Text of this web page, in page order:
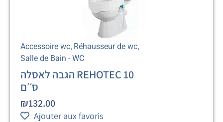
Accessoire wc, Réhausseur de wc,
Salle de Bain - WC
הגבה לאסלה REHOTEC 10
ס׳׳ם
₪132.00
Ajouter aux favoris